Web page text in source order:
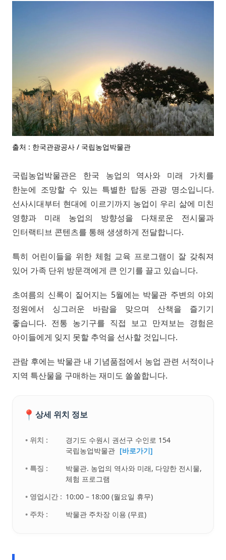
출처 : 한국관광공사 / 국립농업박물관
국립농업박물관은 한국 농업의 역사와 미래 가치를
한눈에 조망할 수 있는 특별한 탑동 관광 명소입니다.
선사시대부터 현대에 이르기까지 농업이 우리 삶에 미친
영향과 미래 농업의 방향성을 다채로운 전시물과
인터랙티브 콘텐츠를 통해 생생하게 전달합니다.
특히 어린이들을 위한 체험 교육 프로그램이 잘 갖춰져
있어 가족 단위 방문객에게 큰 인기를 끌고 있습니다.
초여름의 신록이 짙어지는 5월에는 박물관 주변의 야외
정원에서 싱그러운 바람을 맞으며 산책을 즐기기
좋습니다. 전통 농기구를 직접 보고 만져보는 경험은
아이들에게 잊지 못할 추억을 선사할 것입니다.
관람 후에는 박물관 내 기념품점에서 농업 관련 서적이나
지역 특산물을 구매하는 재미도 쏠쏠합니다.
📍 상세 위치 정보
• 위치 :
경기도 수원시 권선구 수인로 154
국립농업박물관 [바로가기]
• 특징 :
박물관. 농업의 역사와 미래, 다양한 전시물,
체험 프로그램
• 영업시간 : 10:00 – 18:00 (월요일 휴무)
• 주차 :
박물관 주차장 이용 (무료)